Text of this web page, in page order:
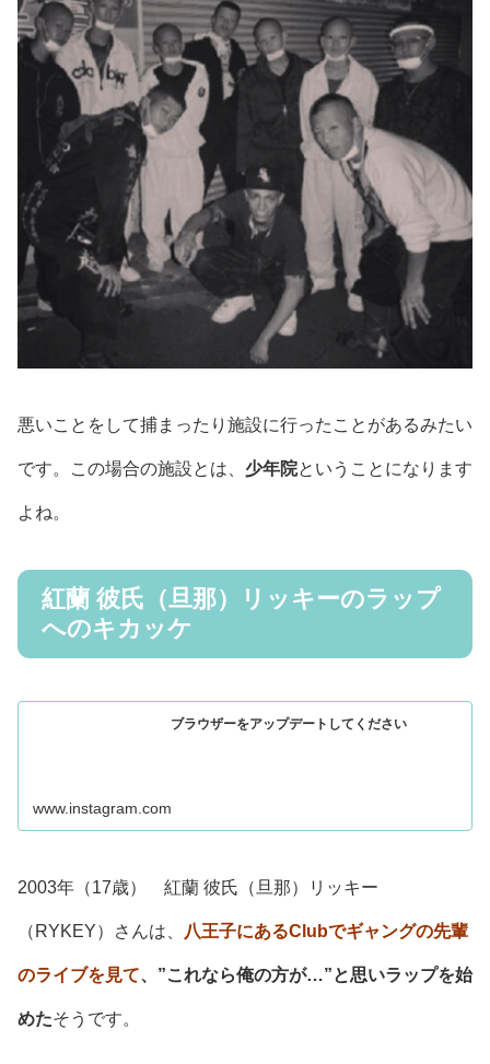
悪いことをして捕まったり施設に行ったことがあるみたい
です。この場合の施設とは、 少年院ということになります
よね。
紅蘭 彼氏（旦那）リッキーのラップ
へのキカッケ
ブラウザーをアップデートしてください
www.instagram.com
2003年（17歳） 紅蘭 彼氏（旦那）リッキー
（RYKEY）さんは、 八王子にあるClubでギャングの先輩
のライブを見て、”これなら俺の方が…”と思いラップを始
めたそうです。